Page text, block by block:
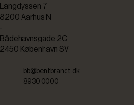
Langdyssen 7
8200 Aarhus N
-
Bådehavnsgade 2C
2450 København SV
bb@bentbrandt.dk
8930 0000